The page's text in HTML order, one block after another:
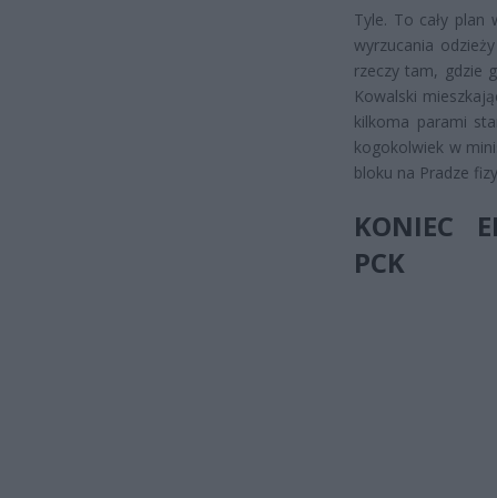
Tyle. To cały plan
wyrzucania
rzeczy tam, gdzie
Kowalski
kilkoma parami
kogokolwiek w
bloku na Pradze
KONIEC
PCK